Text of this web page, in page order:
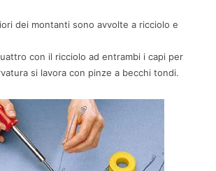
dei montanti sono avvolte a ricciolo e
con il ricciolo ad entrambi i capi per
si lavora con pinze a becchi tondi.